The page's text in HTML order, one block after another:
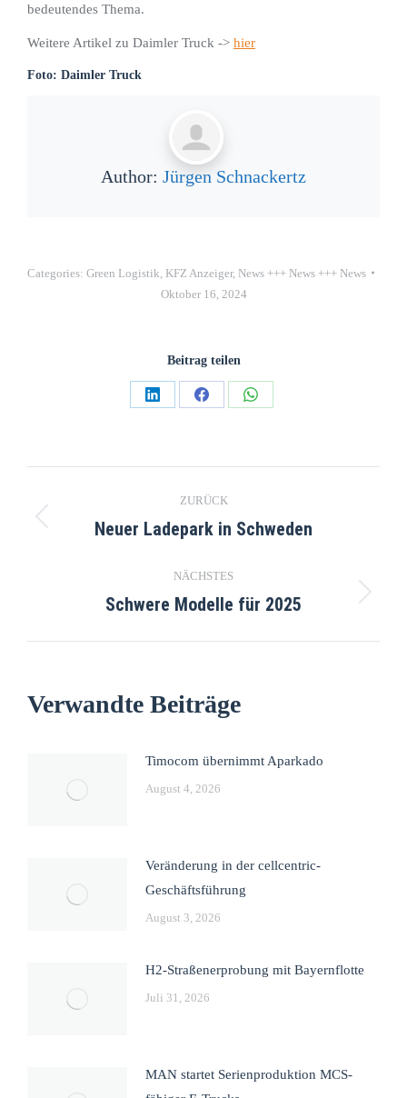
bedeutendes Thema.
Weitere Artikel zu Daimler Truck -> hier
Foto: Daimler Truck
Author: Jürgen Schnackertz
Categories: Green Logistik KFZ Anzeiger, News +++ News +++ News
Oktober 16, 2024
Beitrag teilen
ZURÜCK
Neuer Ladepark in Schweden
NÄCHSTES
Schwere Modelle für 2025
Verwandte Beiträge
Timocom übernimmt Aparkado
August 4, 2026
Veränderung in der cellcentric-
Geschäftsführung
August 3, 2026
H2-Straßenerprobung mit Bayernflotte
Juli 31, 2026
MAN startet Serienproduktion MCS-